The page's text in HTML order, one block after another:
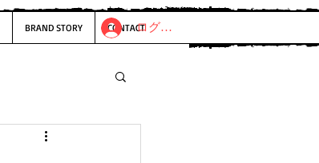
BRAND STORY CONTACTログイン